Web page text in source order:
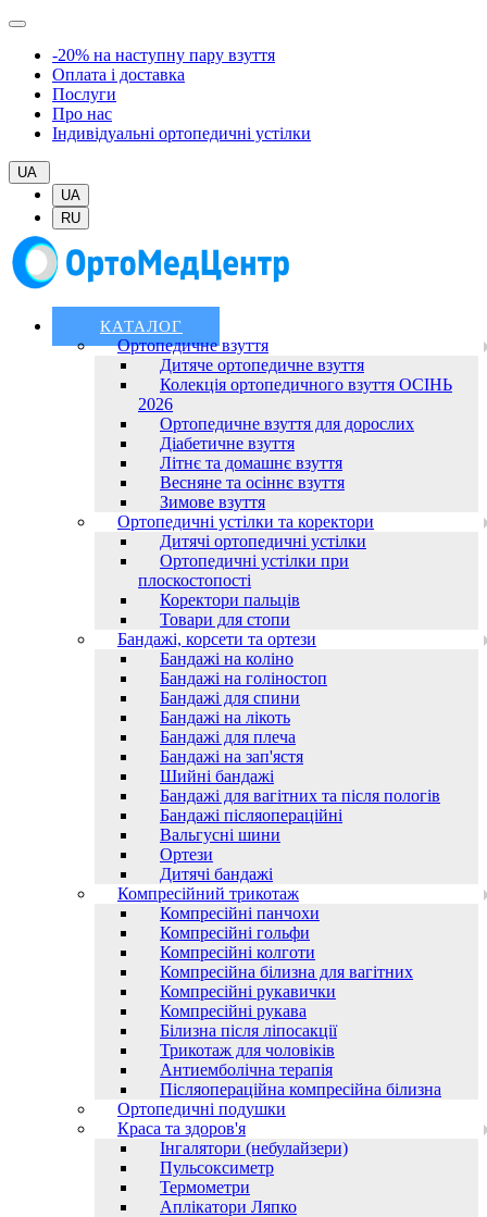
-20% на наступну пару взуття
Оплата і доставка
Послуги
Про нас
Індивідуальні ортопедичні устілки
UA
UA
RU
КАТАЛОГ
Ортопедичне взуття
Дитяче ортопедичне взуття
Колекція ортопедичного взуття ОСІНЬ
2026
Ортопедичне взуття для дорослих
Діабетичне взуття
Літнє та домашнє взуття
Весняне та осіннє взуття
Зимове взуття
Ортопедичні устілки та коректори
Дитячі ортопедичні устілки
Ортопедичні устілки при
плоскостопості
Коректори пальців
Товари для стопи
Бандажі, корсети та ортези
Бандажі на коліно
Бандажі на голіностоп
Бандажі для спини
Бандажі на лікоть
Бандажі для плеча
Бандажі на зап'ястя
Шийні бандажі
Бандажі для вагітних та після пологів
Бандажі післяопераційні
Вальгусні шини
Ортези
Дитячі бандажі
Компресійний трикотаж
Компресійні панчохи
Компресійні гольфи
Компресійні колготи
Компресійна білизна для вагітних
Компресійні рукавички
Компресійні рукава
Білизна після ліпосакції
Трикотаж для чоловіків
Антиемболічна терапія
Післяопераційна компресійна білизна
Ортопедичні подушки
Краса та здоров'я
Інгалятори (небулайзери)
Пульсоксиметр
Термометри
Аплікатори Ляпко